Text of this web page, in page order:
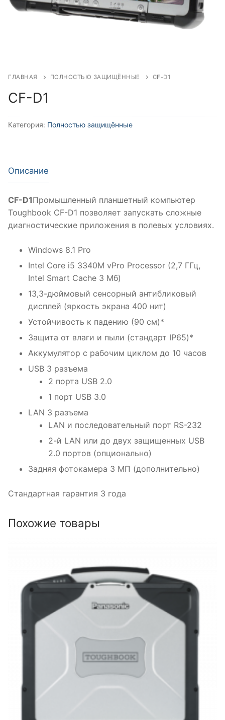
ГЛАВНАЯ ПОЛНОСТЬЮ ЗАЩИЩЁННЫЕ CF-D1
CF-D1
Категория: Полностью защищённые
Описание
CF-D1Промышленный планшетный компьютер
Toughbook CF-D1 позволяет запускать сложные
диагностические приложения в полевых условиях.
Windows 8.1 Pro
Intel Core i5 3340M vPro Processor (2,7 ГГц,
Intel Smart Cache 3 Мб)
13,3-дюймовый сенсорный антибликовый
дисплей (яркость экрана 400 нит)
Устойчивость к падению (90 см)*
Защита от влаги и пыли (стандарт IP65)*
Аккумулятор с рабочим циклом до 10 часов
USB 3 разъема
2 порта USB 2.0
1 порт USB 3.0
LAN 3 разъема
LAN и последовательный порт RS-232
2-й LAN или до двух защищенных USB
2.0 портов (опционально)
Задняя фотокамера 3 МП (дополнительно)
Стандартная гарантия 3 года
Похожие товары